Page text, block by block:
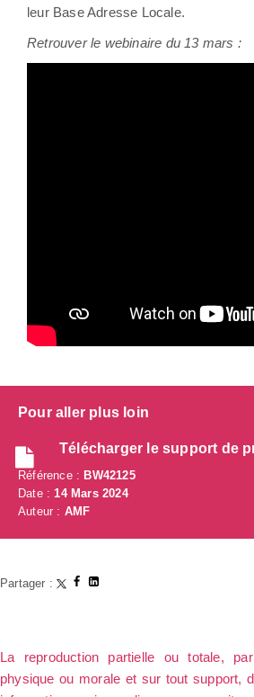
leur Base Adresse Locale.
Retrouver le webinaire du 13 mars :
Pour aller plus loin
Télécharger le support de
Référence : BW42125
Date :14 Mars 2024
Auteur : AMF
Partager :
La reproduction partielle ou totale,
physique ou morale et sur tout support,